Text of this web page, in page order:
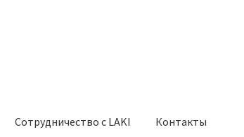
Сотрудничество с LAKI Контакты